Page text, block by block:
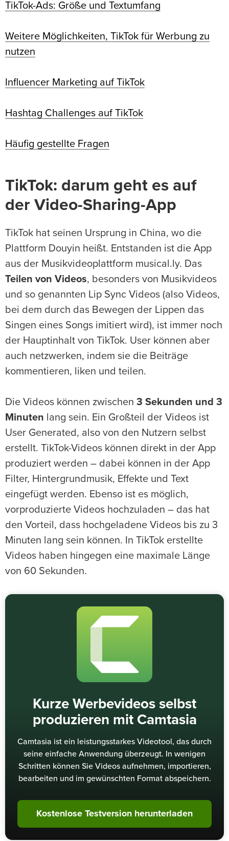
TikTok-Ads: Größe und Textumfang
Weitere Möglichkeiten, TikTok für Werbung zu
nutzen
Influencer Marketing auf TikTok
Hashtag Challenges auf TikTok
Häufig gestellte Fragen
TikTok: darum geht es auf
der Video-Sharing-App
TikTok hat seinen Ursprung in China, wo die
Plattform Douyin heißt. Entstanden ist die App
aus der Musikvideoplattform musical.ly. Das
Teilen von Videos, besonders von Musikvideos
und so genannten Lip Sync Videos (also Videos,
bei dem durch das Bewegen der Lippen das
Singen eines Songs imitiert wird), ist immer noch
der Hauptinhalt von TikTok. User können aber
auch netzwerken, indem sie die Beiträge
kommentieren, liken und teilen.
Die Videos können zwischen 3 Sekunden und 3
Minuten lang sein. Ein Großteil der Videos ist
User Generated, also von den Nutzern selbst
erstellt. TikTok-Videos können direkt in der App
produziert werden – dabei können in der App
Filter, Hintergrundmusik, Effekte und Text
eingefügt werden. Ebenso ist es möglich,
vorproduzierte Videos hochzuladen – das hat
den Vorteil, dass hochgeladene Videos bis zu 3
Minuten lang sein können. In TikTok erstellte
Videos haben hingegen eine maximale Länge
von 60 Sekunden.
Kurze Werbevideos selbst
produzieren mit Camtasia
Camtasia ist ein leistungsstarkes Videotool, das durch
seine einfache Anwendung überzeugt. In wenigen
Schritten können Sie Videos aufnehmen, importieren,
bearbeiten und im gewünschten Format abspeichern.
Kostenlose Testversion herunterladen